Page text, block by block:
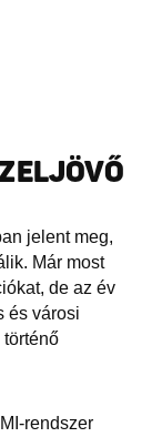
jelent meg,
Már most
de az év
és városi
rendszer